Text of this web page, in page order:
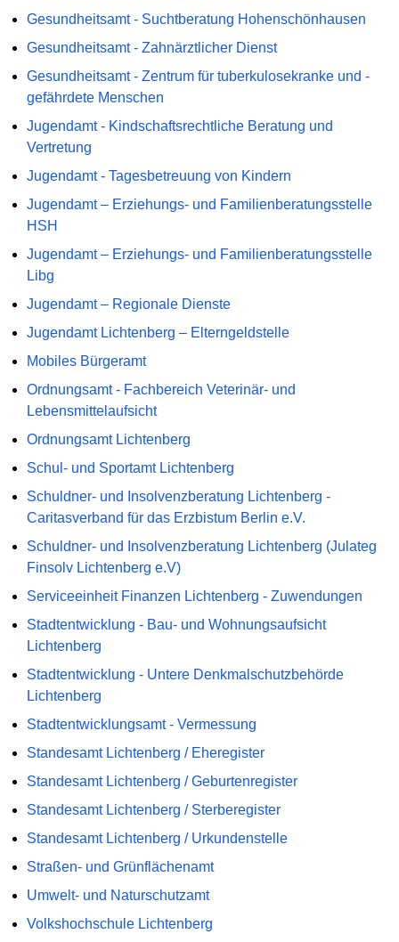
Gesundheitsamt - Suchtberatung Hohenschönhausen
Gesundheitsamt - Zahnärztlicher Dienst
Gesundheitsamt - Zentrum für tuberkulosekranke und -
gefährdete Menschen
Jugendamt - Kindschaftsrechtliche Beratung und
Vertretung
Jugendamt - Tagesbetreuung von Kindern
Jugendamt – Erziehungs- und Familienberatungsstelle
HSH
Jugendamt – Erziehungs- und Familienberatungsstelle
Libg
Jugendamt – Regionale Dienste
Jugendamt Lichtenberg – Elterngeldstelle
Mobiles Bürgeramt
Ordnungsamt - Fachbereich Veterinär- und
Lebensmittelaufsicht
Ordnungsamt Lichtenberg
Schul- und Sportamt Lichtenberg
Schuldner- und Insolvenzberatung Lichtenberg -
Caritasverband für das Erzbistum Berlin e.V.
Schuldner- und Insolvenzberatung Lichtenberg (Julateg
Finsolv Lichtenberg e.V)
Serviceeinheit Finanzen Lichtenberg - Zuwendungen
Stadtentwicklung - Bau- und Wohnungsaufsicht
Lichtenberg
Stadtentwicklung - Untere Denkmalschutzbehörde
Lichtenberg
Stadtentwicklungsamt - Vermessung
Standesamt Lichtenberg / Eheregister
Standesamt Lichtenberg / Geburtenregister
Standesamt Lichtenberg / Sterberegister
Standesamt Lichtenberg / Urkundenstelle
Straßen- und Grünflächenamt
Umwelt- und Naturschutzamt
Volkshochschule Lichtenberg